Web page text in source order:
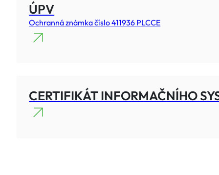
ÚPV
Ochranná známka číslo 411936 PLCCE
CERTIFIKÁT INFORMAČNÍHO